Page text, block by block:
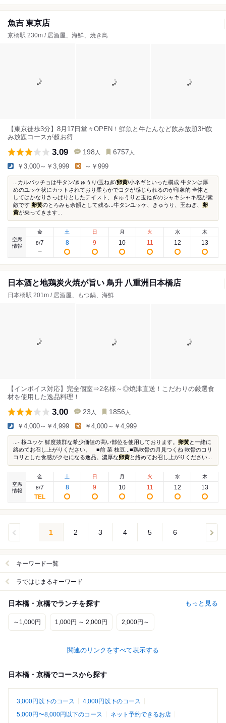
魚吉 東京店
京橋駅 230m / 居酒屋、海鮮、焼き鳥
【東京徒歩3分】8月17日堂々OPEN！鮮魚と牛たんなど飲み放題3H飲
み放題コースが超お得
3.09 198 人 6757 人
￥3,000～￥3,999 ～￥999
...カルパッチョは牛タン/きゅうり/玉ねぎ/卵黄/小ネギといった構成 牛タンは厚
めのユッケ状にカットされており柔らかでコクが感じられるのが印象的 全体と
してはかなりさっぱりとしたテイスト、きゅうりと玉ねぎのシャキシャキ感が素
敵です 卵黄のとろみも余韻として残る...牛タンユッケ、きゅうり、玉ねぎ、 卵
黄が乗ってきます...
空席
情報
金
8/7
土
8
日
9
月
10
火
11
水
12
木
13
日本酒と地鶏炭火焼が旨い 鳥升 八重洲日本橋店
日本橋駅 201m / 居酒屋、もつ鍋、海鮮
【インボイス対応】完全個室⇒2名様～◎焼津直送！こだわりの厳選食
材を使用した逸品料理！
3.00 23 人 1856 人
￥4,000～￥4,999 ￥4,000～￥4,999
...- 桜ユッケ 鮮度抜群な希少価値の高い部位を使用しております。 卵黄と一緒に
絡めてお召し上がりください。 ■前 菜 枝豆...■鶏軟骨の月見つくね 軟骨のコリ
コリとした食感がクセになる逸品。濃厚な卵黄と絡めてお召し上がりください...
空席
情報
金
8/7
土
8
日
9
月
10
火
11
水
12
木
13
1 2 3 4 5 6
キーワード一覧
ラではじまるキーワード
日本橋・京橋でランチを探す もっと見る
～1,000円 1,000円 ～ 2,000円 2,000円～
関連のリンクをすべて表示する
日本橋・京橋でコースから探す
3,000円以下のコース
4,000円以下のコース
5,000円〜8,000円以下のコース
ネット予約できるお店